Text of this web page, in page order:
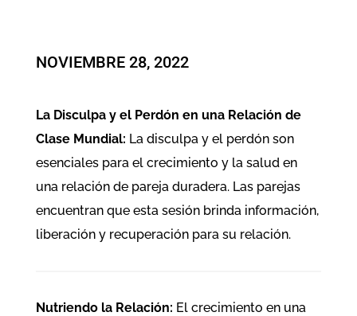
NOVIEMBRE 28, 2022
La Disculpa y el Perdón en una Relación de
Clase Mundial: La disculpa y el perdón son
esenciales para el crecimiento y la salud en
una relación de pareja duradera. Las parejas
encuentran que esta sesión brinda información,
liberación y recuperación para su relación.
Nutriendo la Relación: El crecimiento en una